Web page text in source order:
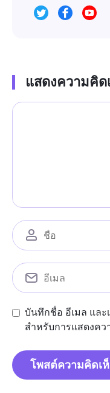
แสดงความคิด
บันทึกชื่อ อีเมล และ
สำหรับการแสดงค